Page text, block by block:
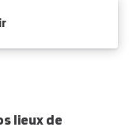
lieux de